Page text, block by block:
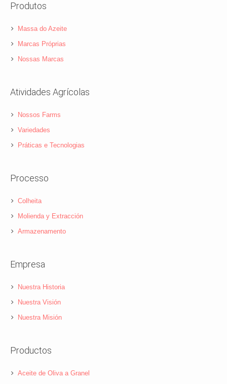
Produtos
Massa do Azeite
Marcas Próprias
Nossas Marcas
Atividades Agrícolas
Nossos Farms
Variedades
Práticas e Tecnologias
Processo
Colheita
Molienda y Extracción
Armazenamento
Empresa
Nuestra Historia
Nuestra Visión
Nuestra Misión
Productos
Aceite de Oliva a Granel